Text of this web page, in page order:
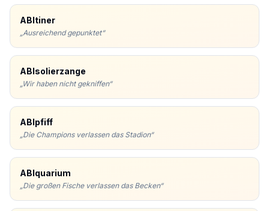
ABItiner
„Ausreichend gepunktet“
ABIsolierzange
„Wir haben nicht gekniffen“
ABIpfiff
„Die Champions verlassen das Stadion“
ABIquarium
„Die großen Fische verlassen das Becken“